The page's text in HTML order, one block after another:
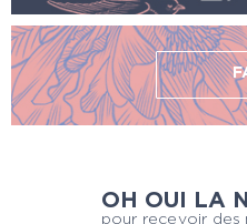
OH OUI LA
pour recevoir des